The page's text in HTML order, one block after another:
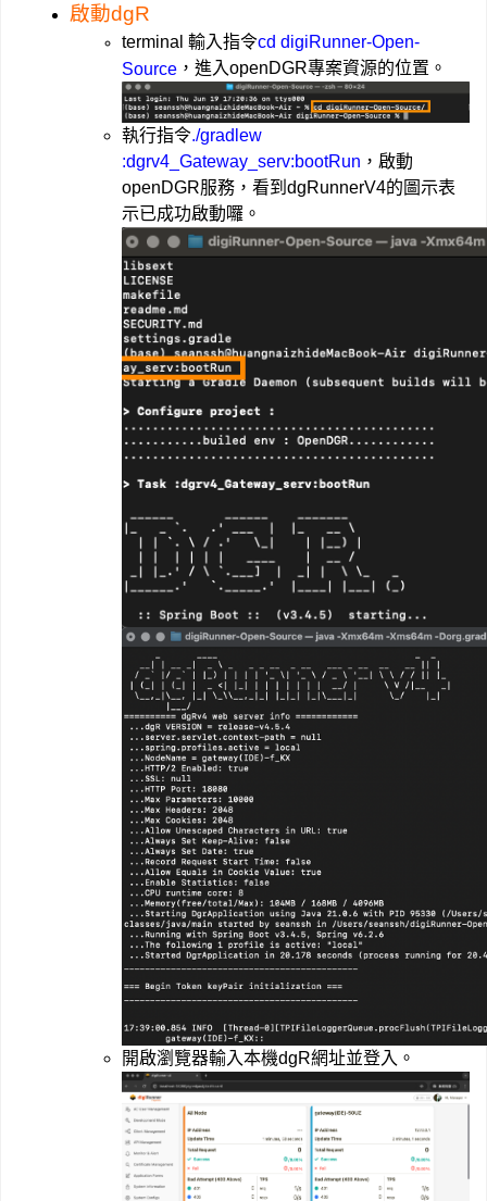
啟動dgR
terminal 輸入指令cd digiRunner-Open-
Source ，進入openDGR專案資源的位置。
執行指令./gradlew
:dgrv4_Gateway_serv:bootRun ，啟動
openDGR服務，看到dgRunnerV4的圖示表
示已成功啟動囉。
開啟瀏覽器輸入本機dgR網址並登入。